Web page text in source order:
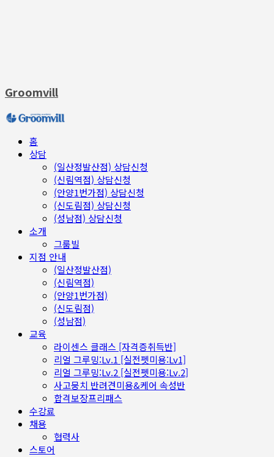
Groomvill
홈
상담
(일산정발산점) 상담신청
(신림역점) 상담신청
(안양1번가점) 상담신청
(신도림점) 상담신청
(성남점) 상담신청
소개
그룸빌
지점 안내
(일산정발산점)
(신림역점)
(안양1번가점)
(신도림점)
(성남점)
교육
라이센스 클래스 [자격증취득반]
리얼 그루밍:Lv.1 [실전펫미용:Lv1]
리얼 그루밍:Lv.2 [실전펫미용:Lv.2]
사고뭉치 반려견미용&케어 속성반
합격보장프리패스
수강료
채용
협력사
스토어